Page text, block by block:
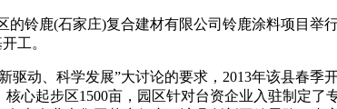
鹿(石家庄)复合建材有限公司铃鹿涂料项目举
工。
、科学发展”大讨论的要求，2013年该县春季开
心起步区1500亩，园区针对台资企业入驻制定